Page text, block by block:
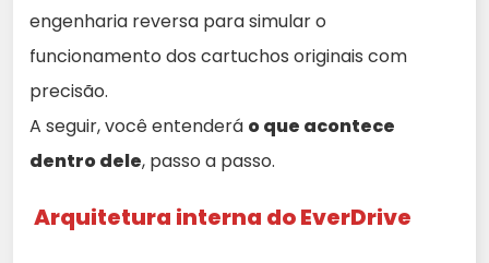
engenharia reversa para simular o
funcionamento dos cartuchos originais com
precisão.
A seguir, você entenderá o que acontece
dentro dele, passo a passo.
Arquitetura interna do EverDrive